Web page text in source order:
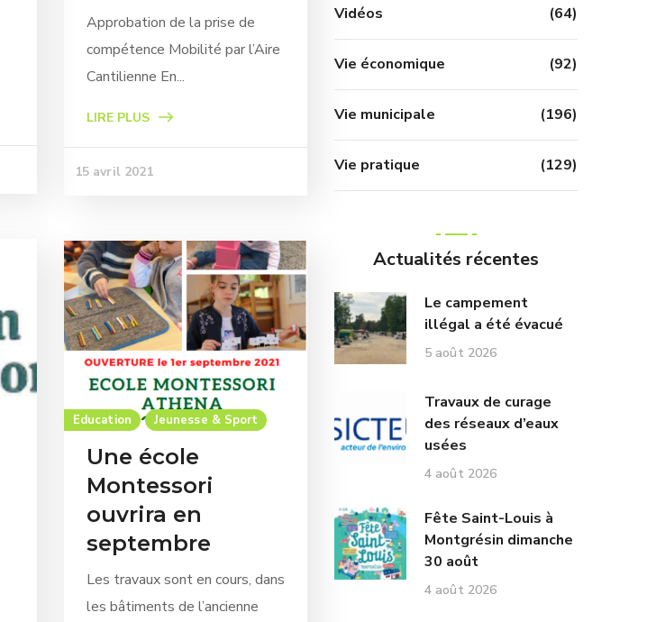
Approbation de la prise de
compétence Mobilité par l’Aire
Cantilienne En...
LIRE PLUS
15 avril 2021
Education Jeunesse & Sport
Une école
Montessori
ouvrira en
septembre
Les travaux sont en cours, dans
les bâtiments de l’ancienne
Vidéos (64)
Vie économique (92)
Vie municipale (196)
Vie pratique (129)
Actualités récentes
Le campement
illégal a été évacué
5 août 2026
Travaux de curage
des réseaux d’eaux
usées
4 août 2026
Fête Saint-Louis à
Montgrésin dimanche
30 août
4 août 2026